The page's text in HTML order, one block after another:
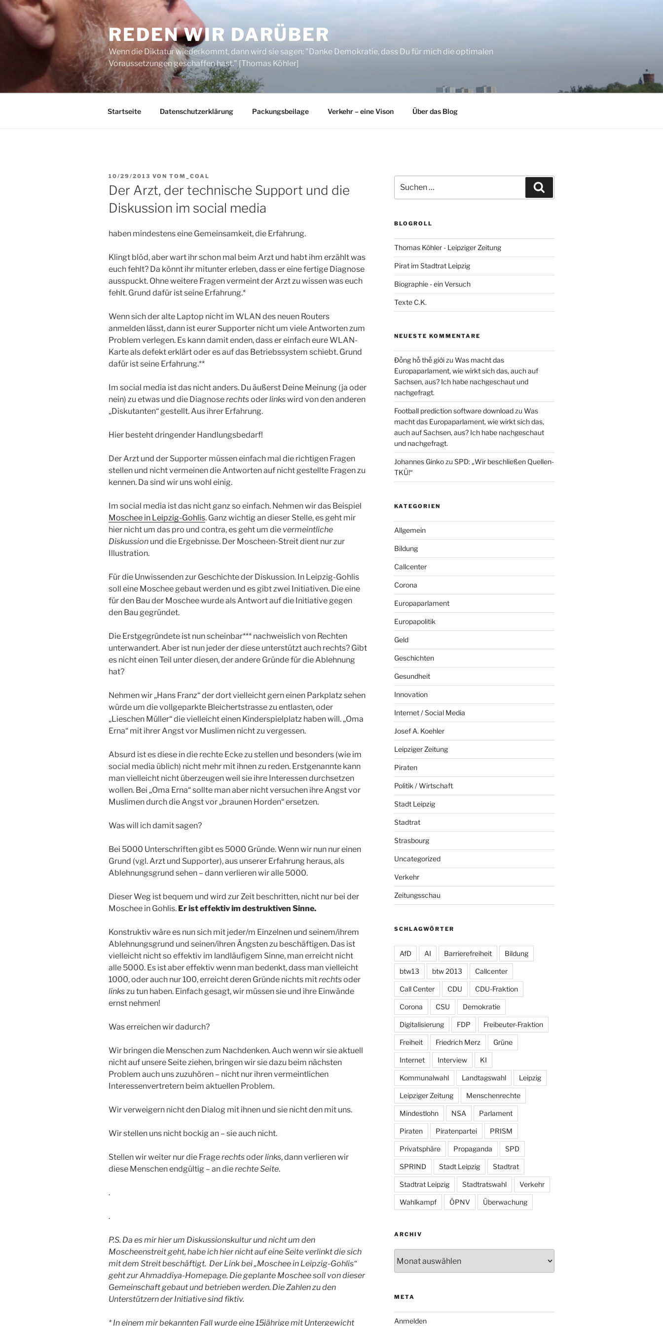
Zum
Inhalt
springen
REDEN WIR DARÜBER
Wenn die Diktatur wiederkommt, dann wird sie sagen: "Danke Demokratie, dass Du für mich die optimalen
Voraussetzungen geschaffen hast." [Thomas Köhler]
Startseite Datenschutzerklärung Packungsbeilage Verkehr – eine Vison Über das Blog
VERÖFFENTLICHT
AM
10/29/2013 VON TOM_COAL
Der Arzt, der technische Support und die
Diskussion im social media
haben mindestens eine Gemeinsamkeit, die Erfahrung.
Klingt blöd, aber wart ihr schon mal beim Arzt und habt ihm erzählt was
euch fehlt? Da könnt ihr mitunter erleben, dass er eine fertige Diagnose
ausspuckt. Ohne weitere Fragen vermeint der Arzt zu wissen was euch
fehlt. Grund dafür ist seine Erfahrung.*
Wenn sich der alte Laptop nicht im WLAN des neuen Routers
anmelden lässt, dann ist eurer Supporter nicht um viele Antworten zum
Problem verlegen. Es kann damit enden, dass er einfach eure WLAN-
Karte als defekt erklärt oder es auf das Betriebssystem schiebt. Grund
dafür ist seine Erfahrung.**
Im social media ist das nicht anders. Du äußerst Deine Meinung (ja oder
nein) zu etwas und die Diagnoserechtsoderlinkswird von den anderen
„Diskutanten“ gestellt. Aus ihrer Erfahrung.
Hier besteht dringender Handlungsbedarf!
Der Arzt und der Supporter müssen einfach mal die richtigen Fragen
stellen und nicht vermeinen die Antworten auf nicht gestellte Fragen zu
kennen. Da sind wir uns wohl einig.
Im social media ist das nicht ganz so einfach. Nehmen wir das Beispiel
Moschee in Leipzig-Gohlis. Ganz wichtig an dieser Stelle, es geht mir
hier nicht um das pro und contra, es geht um die vermeintliche
Diskussion und die Ergebnisse. Der Moscheen-Streit dient nur zur
Illustration.
Für die Unwissenden zur Geschichte der Diskussion. In Leipzig-Gohlis
soll eine Moschee gebaut werden und es gibt zwei Initiativen. Die eine
für den Bau der Moschee wurde als Antwort auf die Initiative gegen
den Bau gegründet.
Die Erstgegründete ist nun scheinbar*** nachweislich von Rechten
unterwandert. Aber ist nun jeder der diese unterstützt auch rechts? Gibt
es nicht einen Teil unter diesen, der andere Gründe für die Ablehnung
hat?
Nehmen wir „Hans Franz“ der dort vielleicht gern einen Parkplatz sehen
würde um die vollgeparkte Bleichertstrasse zu entlasten, oder
„Lieschen Müller“ die vielleicht einen Kinderspielplatz haben will. „Oma
Erna“ mit ihrer Angst vor Muslimen nicht zu vergessen.
Absurd ist es diese in die rechte Ecke zu stellen und besonders (wie im
social media üblich) nicht mehr mit ihnen zu reden. Erstgenannte kann
man vielleicht nicht überzeugen weil sie ihre Interessen durchsetzen
wollen. Bei „Oma Erna“ sollte man aber nicht versuchen ihre Angst vor
Muslimen durch die Angst vor „braunen Horden“ ersetzen.
Was will ich damit sagen?
Bei 5000 Unterschriften gibt es 5000 Gründe. Wenn wir nun nur einen
Grund (vgl. Arzt und Supporter), aus unserer Erfahrung heraus, als
Ablehnungsgrund sehen – dann verlieren wir alle 5000.
Dieser Weg ist bequem und wird zur Zeit beschritten, nicht nur bei der
Moschee in Gohlis. Er ist effektiv im destruktiven Sinne.
Konstruktiv wäre es nun sich mit jeder/m Einzelnen und seinem/ihrem
Ablehnungsgrund und seinen/ihren Ängsten zu beschäftigen. Das ist
vielleicht nicht so effektiv im landläufigem Sinne, man erreicht nicht
alle 5000. Es ist aber effektiv wenn man bedenkt, dass man vielleicht
1000, oder auch nur 100, erreicht deren Gründe nichts mitrechtsoder
linkszu tun haben. Einfach gesagt, wir müssen sie und ihre Einwände
ernst nehmen!
Was erreichen wir dadurch?
Wir bringen die Menschen zum Nachdenken. Auch wenn wir sie aktuell
nicht auf unsere Seite ziehen, bringen wir sie dazu beim nächsten
Problem auch uns zuzuhören – nicht nur ihren vermeintlichen
Interessenvertretern beim aktuellen Problem.
Wir verweigern nicht den Dialog mit ihnen und sie nicht den mit uns.
Wir stellen uns nicht bockig an – sie auch nicht.
Stellen wir weiter nur die Fragerechtsoderlinks, dann verlieren wir
diese Menschen endgültig – an dierechte Seite.
.
.
P.S. Da es mir hier um Diskussionskultur und nicht um den
Moscheenstreit geht, habe ich hier nicht auf eine Seite verlinkt die sich
mit dem Streit beschäftigt. Der Link bei „Moschee in Leipzig-Gohlis“
geht zur Ahmaddiya-Homepage. Die geplante Moschee soll von dieser
Gemeinschaft gebaut und betrieben werden. Die Zahlen zu den
Unterstützern der Initiative sind fiktiv.
* In einem mir bekannten Fall wurde eine 15jährige mit Untergewicht
nach:
BLOGROLL
Thomas Köhler - Leipziger Zeitung
Pirat im Stadtrat Leipzig
Biographie - ein Versuch
Texte C.K.
NEUESTE KOMMENTARE
Đồng hồ thế giớizu Was macht das
Europaparlament, wie wirkt sich das, auch auf
Sachsen, aus? Ich habe nachgeschaut und
nachgefragt.
Football prediction software downloadzu Was
macht das Europaparlament, wie wirkt sich das,
auch auf Sachsen, aus? Ich habe nachgeschaut
und nachgefragt.
Johannes Ginkozu SPD: „Wir beschließen Quellen-
TKÜ!“
KATEGORIEN
Allgemein
Bildung
Callcenter
Corona
Europaparlament
Europapolitik
Geld
Geschichten
Gesundheit
Innovation
Internet / Social Media
Josef A. Koehler
Leipziger Zeitung
Piraten
Politik / Wirtschaft
Stadt Leipzig
Stadtrat
Strasbourg
Uncategorized
Verkehr
Zeitungsschau
SCHLAGWÖRTER
AfD AI Barrierefreiheit Bildung
btw13 btw 2013 Callcenter
Call Center CDU CDU-Fraktion
Corona CSU Demokratie
Digitalisierung FDP Freibeuter-Fraktion
Freiheit Friedrich Merz Grüne
Internet Interview KI
Kommunalwahl Landtagswahl Leipzig
Leipziger Zeitung Menschenrechte
Mindestlohn NSA Parlament
Piraten Piratenpartei PRISM
Privatsphäre Propaganda SPD
SPRIND Stadt Leipzig Stadtrat
Stadtrat Leipzig Stadtratswahl Verkehr
Wahlkampf ÖPNV Überwachung
ARCHIV
META
Anmelden